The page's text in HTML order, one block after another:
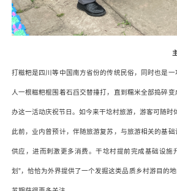
打糍粑是四川等中国南方省份的传统民俗，同时也是
人一根糍粑棍围着石舀交替捶打，直到糯米全部捣碎
办这一活动庆祝节日。如今来干埝村旅游，游客可随时
此前，业内曾预计，伴随旅游复苏，与旅游相关的基
供应，进而刺激更多消费。干埝村提前完成基础设
划”，恰恰为外界提供了一个发掘这类品质乡村游目的